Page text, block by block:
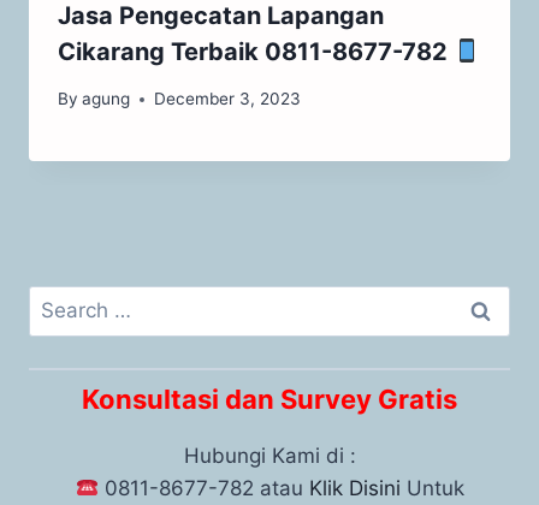
Jasa Pengecatan Lapangan
Cikarang Terbaik 0811-8677-782
By agung December 3, 2023
Konsultasi dan Survey Gratis
Hubungi Kami di :
0811-8677-782 atau Klik Disini Untuk